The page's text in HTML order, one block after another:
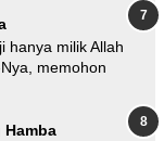
memohon